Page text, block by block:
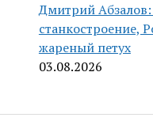
Дмитрий
станкостроение,
жареный петух
03.08.2026